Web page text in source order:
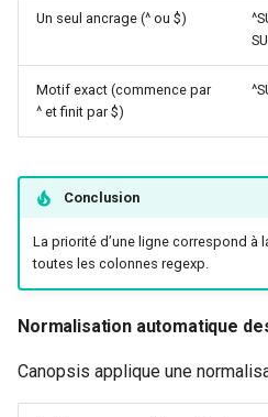
Un seul ancrage (^ ou $)
Motif exact (commence par
^ et finit par $)
Conclusion
La priorité d’une ligne correspond à
toutes les colonnes regexp.
Normalisation automatique
Canopsis applique une